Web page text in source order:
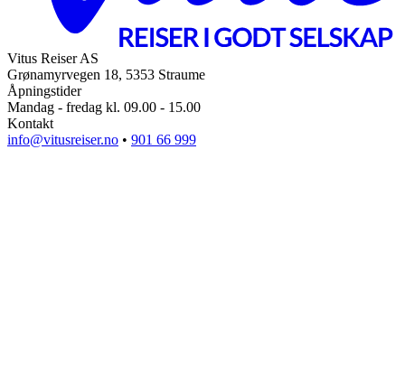
Vitus Reiser AS
Grønamyrvegen 18, 5353 Straume
Åpningstider
Mandag - fredag kl. 09.00 - 15.00
Kontakt
info@vitusreiser.no • 901 66 999